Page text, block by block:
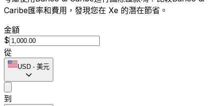
Caribe匯率和費用，發現您在 Xe 的潛在節省。
金額
$
從
USD - 美元
到